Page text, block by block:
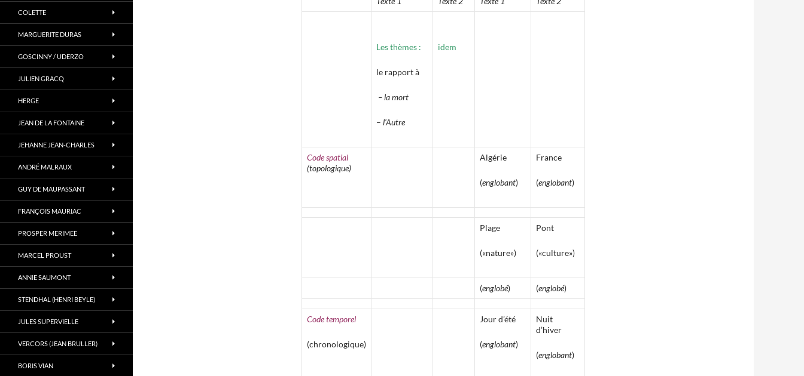
Les thèmes :
le rapport à
– la mort
– l’Autre
idem
Code spatial
(topologique)
Algérie
(englobant)
France
(englobant)
Plage
(«nature»)
Pont
(«culture»)
(englobé) (englobé)
Code temporel
(chronologique)
Jour d’été
(englobant)
Nuit
d’hiver
(englobant)
COLETTE
MARGUERITE DURAS
GOSCINNY / UDERZO
JULIEN GRACQ
HERGE
JEAN DE LA FONTAINE
JEHANNE JEAN-CHARLES
ANDRÉ MALRAUX
GUY DE MAUPASSANT
FRANÇOIS MAURIAC
PROSPER MERIMEE
MARCEL PROUST
ANNIE SAUMONT
STENDHAL (HENRI BEYLE)
JULES SUPERVIELLE
VERCORS (JEAN BRULLER)
BORIS VIAN